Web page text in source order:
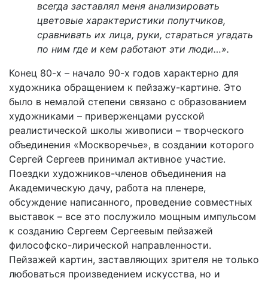
всегда заставлял меня анализировать
цветовые характеристики попутчиков,
сравнивать их лица, руки, стараться угадать
по ним где и кем работают эти люди…».
Конец 80-х – начало 90-х годов характерно для
художника обращением к пейзажу-картине. Это
было в немалой степени связано с образованием
художниками – приверженцами русской
реалистической школы живописи – творческого
объединения «Москворечье», в создании которого
Сергей Сергеев принимал активное участие.
Поездки художников-членов объединения на
Академическую дачу, работа на пленере,
обсуждение написанного, проведение совместных
выставок – все это послужило мощным импульсом
к созданию Сергеем Сергеевым пейзажей
философско-лирической направленности.
Пейзажей картин, заставляющих зрителя не только
любоваться произведением искусства, но и